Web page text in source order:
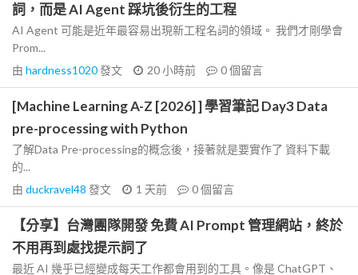
詞，而是 AI Agent 踩坑後衍生的工程
AI Agent 可能是近年最容易出現新工程名詞的領域。 我們才剛學會
Prom...
由 hardness1020發文 20 小時前 0個留言
[Machine Learning A-Z [2026] ] 學習筆記 Day3 Data
pre-processing with Python
了解Data Pre-processing的概念後，接著就是要實作了 資料下載
的...
由 duckravel48 發文 1 天前 0個留言
【分享】台灣團隊開發 免費 AI Prompt 管理網站，終於
不用再到處找提示詞了
最近 AI 幾乎已經變成每天工作都會用到的工具。像是 ChatGPT、